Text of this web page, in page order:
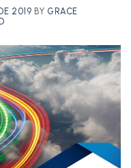
2019 BY GRACE